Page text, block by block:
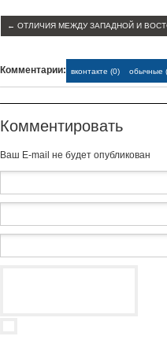
← ОТЛИЧИЯ МЕЖДУ ЗАПАДНОЙ И
Комментарии: вконтакте (0) обычные
Комментировать
Baш E-mail не будет опубликован